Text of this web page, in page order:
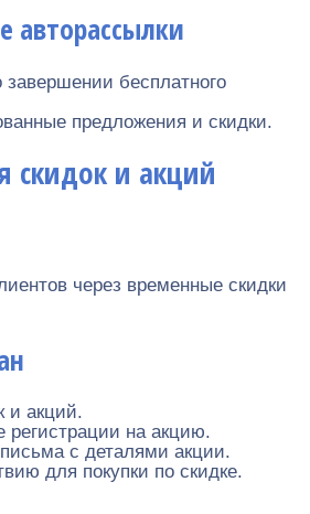
авторассылки
бесплатного
предложения и скидки.
скидок и акций
через временные скидки
и акций.
регистрации на акцию.
с деталями акции.
для покупки по скидке.